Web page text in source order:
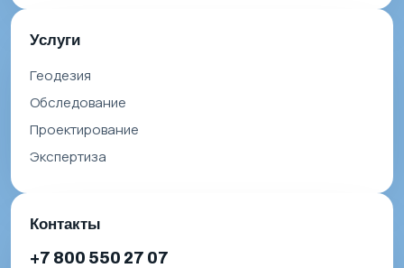
Услуги
Геодезия
Обследование
Проектирование
Экспертиза
Контакты
+7 800 550 27 07